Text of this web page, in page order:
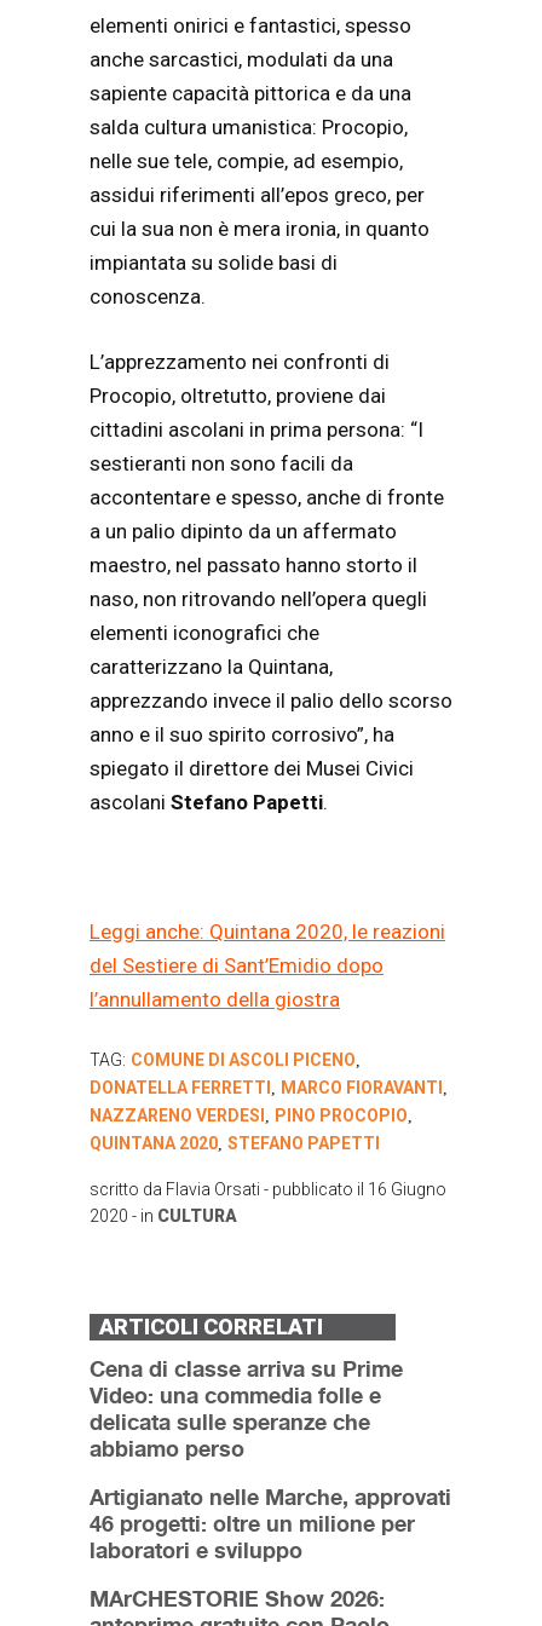
elementi onirici e fantastici, spesso
anche sarcastici, modulati da una
sapiente capacità pittorica e da una
salda cultura umanistica: Procopio,
nelle sue tele, compie, ad esempio,
assidui riferimenti all’epos greco, per
cui la sua non è mera ironia, in quanto
impiantata su solide basi di
conoscenza.
L’apprezzamento nei confronti di
Procopio, oltretutto, proviene dai
cittadini ascolani in prima persona: “I
sestieranti non sono facili da
accontentare e spesso, anche di fronte
a un palio dipinto da un affermato
maestro, nel passato hanno storto il
naso, non ritrovando nell’opera quegli
elementi iconografici che
caratterizzano la Quintana,
apprezzando invece il palio dello scorso
anno e il suo spirito corrosivo”, ha
spiegato il direttore dei Musei Civici
ascolani Stefano Papetti.
Leggi anche: Quintana 2020, le reazioni
del Sestiere di Sant’Emidio dopo
l’annullamento della giostra
TAG: COMUNE DI ASCOLI PICENO,
DONATELLA FERRETTI , MARCO FIORAVANTI ,
NAZZARENO VERDESI , PINO PROCOPIO,
QUINTANA 2020, STEFANO PAPETTI
scritto da Flavia Orsati - pubblicato il 16 Giugno
2020 - in CULTURA
ARTICOLI CORRELATI
Cena di classe arriva su Prime
Video: una commedia folle e
delicata sulle speranze che
abbiamo perso
Artigianato nelle Marche, approvati
46 progetti: oltre un milione per
laboratori e sviluppo
MArCHESTORIE Show 2026: